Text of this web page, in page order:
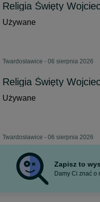
Religia Święty
Używane
Twardosławice - 06 sierpnia 2026
Religia Święty
Używane
Twardosławice - 06 sierpnia 2026
Zapisz to
Damy Ci znać o